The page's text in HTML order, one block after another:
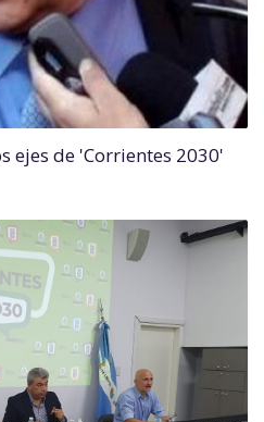
ejes de 'Corrientes 2030'